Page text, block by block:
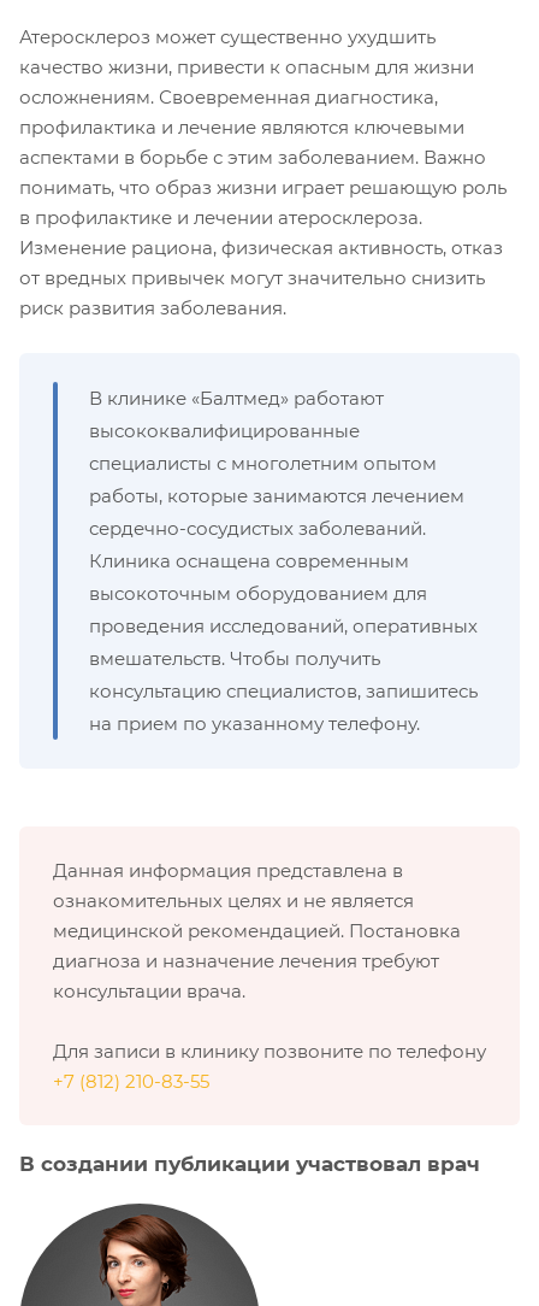
Атеросклероз может существенно ухудшить
качество жизни, привести к опасным для жизни
осложнениям. Своевременная диагностика,
профилактика и лечение являются ключевыми
аспектами в борьбе с этим заболеванием. Важно
понимать, что образ жизни играет решающую роль
в профилактике и лечении атеросклероза.
Изменение рациона, физическая активность, отказ
от вредных привычек могут значительно снизить
риск развития заболевания.
В клинике «Балтмед» работают
высококвалифицированные
специалисты с многолетним опытом
работы, которые занимаются лечением
сердечно-сосудистых заболеваний.
Клиника оснащена современным
высокоточным оборудованием для
проведения исследований, оперативных
вмешательств. Чтобы получить
консультацию специалистов, запишитесь
на прием по указанному телефону.
Данная информация представлена в
ознакомительных целях и не является
медицинской рекомендацией. Постановка
диагноза и назначение лечения требуют
консультации врача.
Для записи в клинику позвоните по телефону
+7 (812) 210-83-55
В создании публикации участвовал врач